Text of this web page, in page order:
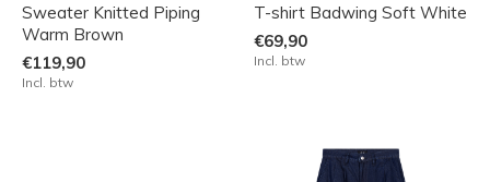
Sweater Knitted Piping
Warm Brown
€119,90
Incl. btw
T-shirt Badwing Soft White
€69,90
Incl. btw